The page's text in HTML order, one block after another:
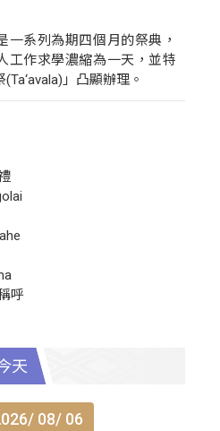
一系列為期四個月的祭典，
工作求學濃縮為一天，並特
」凸顯辦理。
呼
天
08/ 06